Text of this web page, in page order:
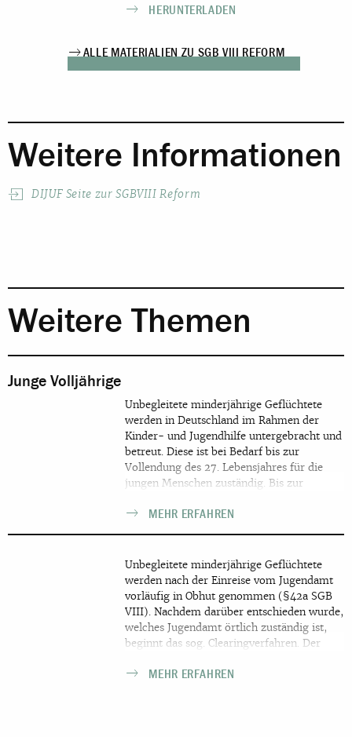
HERUNTERLADEN
ALLE MATERIALIEN ZU SGB VIII REFORM
Weitere Informationen
DIJUF Seite zur SGBVIII Reform
Weitere Themen
Junge Volljährige
Unbegleitete minderjährige Geflüchtete
werden in Deutschland im Rahmen der
Kinder- und Jugendhilfe untergebracht und
betreut. Diese ist bei Bedarf bis zur
Vollendung des 27. Lebensjahres für die
jungen Menschen zuständig. Bis zur
sogar ein sogenannter Regelrechtsanspruch
auf Unterstützung.
MEHR ERFAHREN
Unbegleitete minderjährige Geflüchtete
werden nach der Einreise vom Jugendamt
vorläufig in Obhut genommen (§42a SGB
VIII). Nachdem darüber entschieden wurde,
welches Jugendamt örtlich zuständig ist,
beginnt das sog. Clearingverfahren. Der
wird uneinheitlich gebraucht. In der Praxis
MEHR ERFAHREN